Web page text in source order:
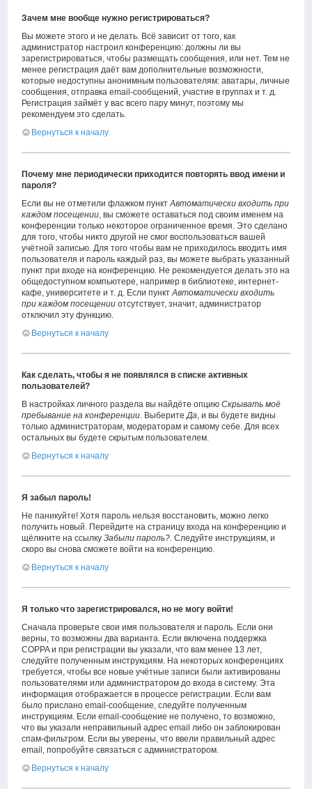
Зачем мне вообще нужно регистрироваться?
Вы можете этого и не делать. Всё зависит от того, как
администратор настроил конференцию: должны ли вы
зарегистрироваться, чтобы размещать сообщения, или нет. Тем не
менее регистрация даёт вам дополнительные возможности,
которые недоступны анонимным пользователям: аватары, личные
сообщения, отправка email-сообщений, участие в группах и т. д.
Регистрация займёт у вас всего пару минут, поэтому мы
рекомендуем это сделать.
Вернуться к началу
Почему мне периодически приходится повторять ввод имени и
пароля?
Если вы не отметили флажком пунктАвтоматически входить при
каждом посещении, вы сможете оставаться под своим именем на
конференции только некоторое ограниченное время. Это сделано
для того, чтобы никто другой не смог воспользоваться вашей
учётной записью. Для того чтобы вам не приходилось вводить имя
пользователя и пароль каждый раз, вы можете выбрать указанный
пункт при входе на конференцию. Не рекомендуется делать это на
общедоступном компьютере, например в библиотеке, интернет-
кафе, университете и т. д. Если пунктАвтоматически входить
при каждом посещении отсутствует, значит, администратор
отключил эту функцию.
Вернуться к началу
Как сделать, чтобы я не появлялся в списке активных
пользователей?
В настройках личного раздела вы найдёте опциюСкрывать моё
пребывание на конференции. ВыберитеДа, и вы будете видны
только администраторам, модераторам и самому себе. Для всех
остальных вы будете скрытым пользователем.
Вернуться к началу
Я забыл пароль!
Не паникуйте! Хотя пароль нельзя восстановить, можно легко
получить новый. Перейдите на страницу входа на конференцию и
щёлкните на ссылкуЗабыли пароль?. Следуйте инструкциям, и
скоро вы снова сможете войти на конференцию.
Вернуться к началу
Я только что зарегистрировался, но не могу войти!
Сначала проверьте свои имя пользователя и пароль. Если они
верны, то возможны два варианта. Если включена поддержка
COPPA и при регистрации вы указали, что вам менее 13 лет,
следуйте полученным инструкциям. На некоторых конференциях
требуется, чтобы все новые учётные записи были активированы
пользователями или администратором до входа в систему. Эта
информация отображается в процессе регистрации. Если вам
было прислано email-сообщение, следуйте полученным
инструкциям. Если email-сообщение не получено, то возможно,
что вы указали неправильный адрес email либо он заблокирован
спам-фильтром. Если вы уверены, что ввели правильный адрес
email, попробуйте связаться с администратором.
Вернуться к началу